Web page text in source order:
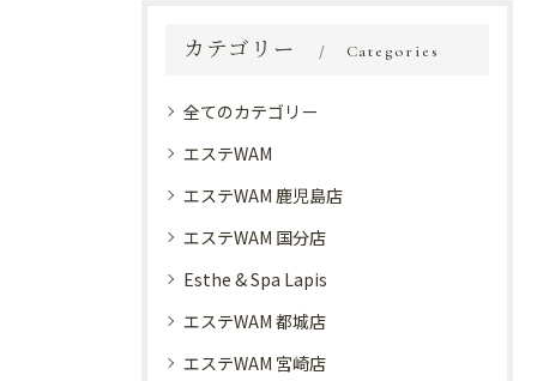
カテゴリー Categories
全てのカテゴリー
エステWAM
エステWAM 鹿児島店
エステWAM 国分店
Esthe & Spa Lapis
エステWAM 都城店
エステWAM 宮崎店